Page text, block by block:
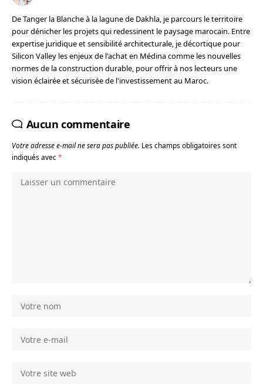
De Tanger la Blanche à la lagune de Dakhla, je parcours le territoire
pour dénicher les projets qui redessinent le paysage marocain. Entre
expertise juridique et sensibilité architecturale, je décortique pour
Silicon Valley les enjeux de l'achat en Médina comme les nouvelles
normes de la construction durable, pour offrir à nos lecteurs une
vision éclairée et sécurisée de l'investissement au Maroc.
Aucun commentaire
Votre adresse e-mail ne sera pas publiée. Les champs obligatoires sont
indiqués avec*